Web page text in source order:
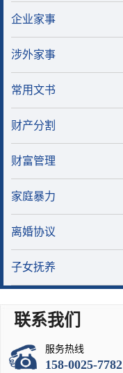
企业家事
涉外家事
常用文书
财产分割
财富管理
家庭暴力
离婚协议
子女抚养
联系我们
服务热线
158-0025-7782